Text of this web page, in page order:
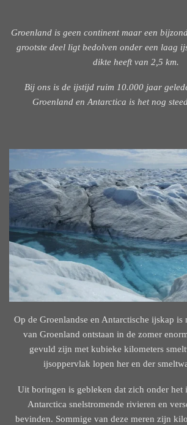
Groenland is geen continent maar een
grootste deel ligt bedolven onder een laag
dikte heeft van 2,5 km.
Bij ons is de ijstijd ruim 10.000 jaar
Groenland en Antarctica is het nog
Op de Groenlandse en Antarctische ijskap is
van Groenland ontstaan in de zomer
gevuld zijn met kubieke kilometers
ijsoppervlak lopen her en der
Uit boringen is gebleken dat zich onder het
Antarctica snelstromende rivieren en
bevinden. Sommige van deze meren zijn